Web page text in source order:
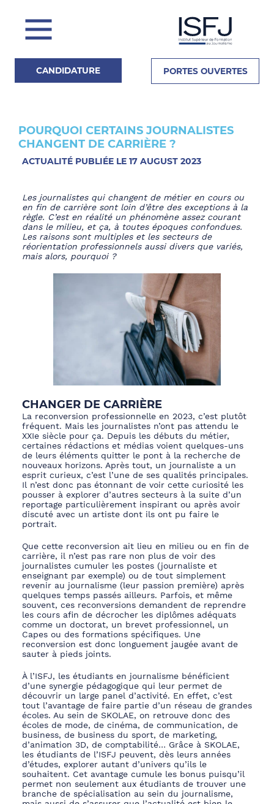
CANDIDATURE PORTES OUVERTES
ActualitésPOURQUOI CERTAINS JOURNALISTES
CHANGENT DE CARRIÈRE ?
ACTUALITÉ PUBLIÉE LE 17 AUGUST 2023
L es journalistes qui changent de métier en cours ou
en fin de carrière sont loin d’être des exceptions à la
règle. C’est en réalité un phénomène assez courant
dans le milieu, et ça, à toutes époques confondues.
Les raisons sont multiples et les secteurs de
réorientation professionnels aussi divers que variés,
mais alors, pourquoi ?
CHANGER DE CARRIÈRE
La reconversion professionnelle en 2023, c’est plutôt
fréquent. Mais les journalistes n’ont pas attendu le
XXIe siècle pour ça. Depuis les débuts du métier,
certaines rédactions et médias voient quelques-uns
de leurs éléments quitter le pont à la recherche de
nouveaux horizons. Après tout, un journaliste a un
esprit curieux, c’est l’une de ses qualités principales.
Il n’est donc pas étonnant de voir cette curiosité les
pousser à explorer d’autres secteurs à la suite d’un
reportage particulièrement inspirant ou après avoir
discuté avec un artiste dont ils ont pu faire le
portrait.
Que cette reconversion ait lieu en milieu ou en fin de
carrière, il n’est pas rare non plus de voir des
journalistes cumuler les postes (journaliste et
enseignant par exemple) ou de tout simplement
revenir au journalisme (leur passion première) après
quelques temps passés ailleurs. Parfois, et même
souvent, ces reconversions demandent de reprendre
les cours afin de décrocher les diplômes adéquats
comme un doctorat, un brevet professionnel, un
Capes ou des formations spécifiques. Une
reconversion est donc longuement jaugée avant de
sauter à pieds joints.
À l’ISFJ, les étudiants en journalisme bénéficient
d’une synergie pédagogique qui leur permet de
découvrir un large panel d’activité. En effet, c’est
tout l’avantage de faire partie d’un réseau de grandes
écoles. Au sein de SKOLAE, on retrouve donc des
écoles de mode, de cinéma, de communication, de
business, de business du sport, de marketing,
d’animation 3D, de comptabilité… Grâce à SKOLAE,
les étudiants de l’ISFJ peuvent, dès leurs années
d’études, explorer autant d’univers qu’ils le
souhaitent. Cet avantage cumule les bonus puisqu’il
permet non seulement aux étudiants de trouver une
branche de spécialisation au sein du journalisme,